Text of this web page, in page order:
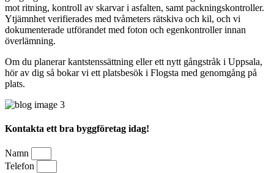
mot ritning, kontroll av skarvar i asfalten, samt packningskontroller.
Ytjämnhet verifierades med tvåmeters rätskiva och kil, och vi
dokumenterade utförandet med foton och egenkontroller innan
överlämning.
Om du planerar kantstenssättning eller ett nytt gångstråk i Uppsala,
hör av dig så bokar vi ett platsbesök i Flogsta med genomgång på
plats.
Kontakta ett bra byggföretag idag!
Namn
Telefon